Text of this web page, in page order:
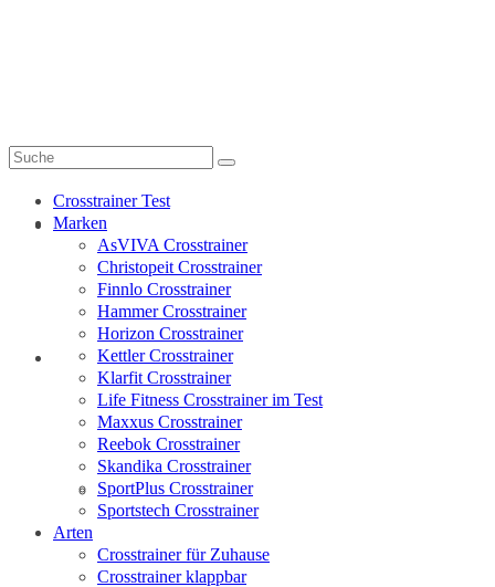
Crosstrainer Test
Marken
AsVIVA Crosstrainer
Suche
Crosstrainer Test
Marken
AsVIVA Crosstrainer
Christopeit Crosstrainer
Finnlo Crosstrainer
Hammer Crosstrainer
Horizon Crosstrainer
Kettler Crosstrainer
Klarfit Crosstrainer
Life Fitness Crosstrainer im Test
Maxxus Crosstrainer
Reebok Crosstrainer
Skandika Crosstrainer
SportPlus Crosstrainer
Sportstech Crosstrainer
Arten
Crosstrainer für Zuhause
Crosstrainer klappbar